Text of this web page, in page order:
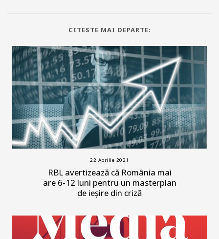
CITESTE MAI DEPARTE:
22 Aprilie 2021
RBL avertizează că România mai
are 6-12 luni pentru un masterplan
de ieșire din criză